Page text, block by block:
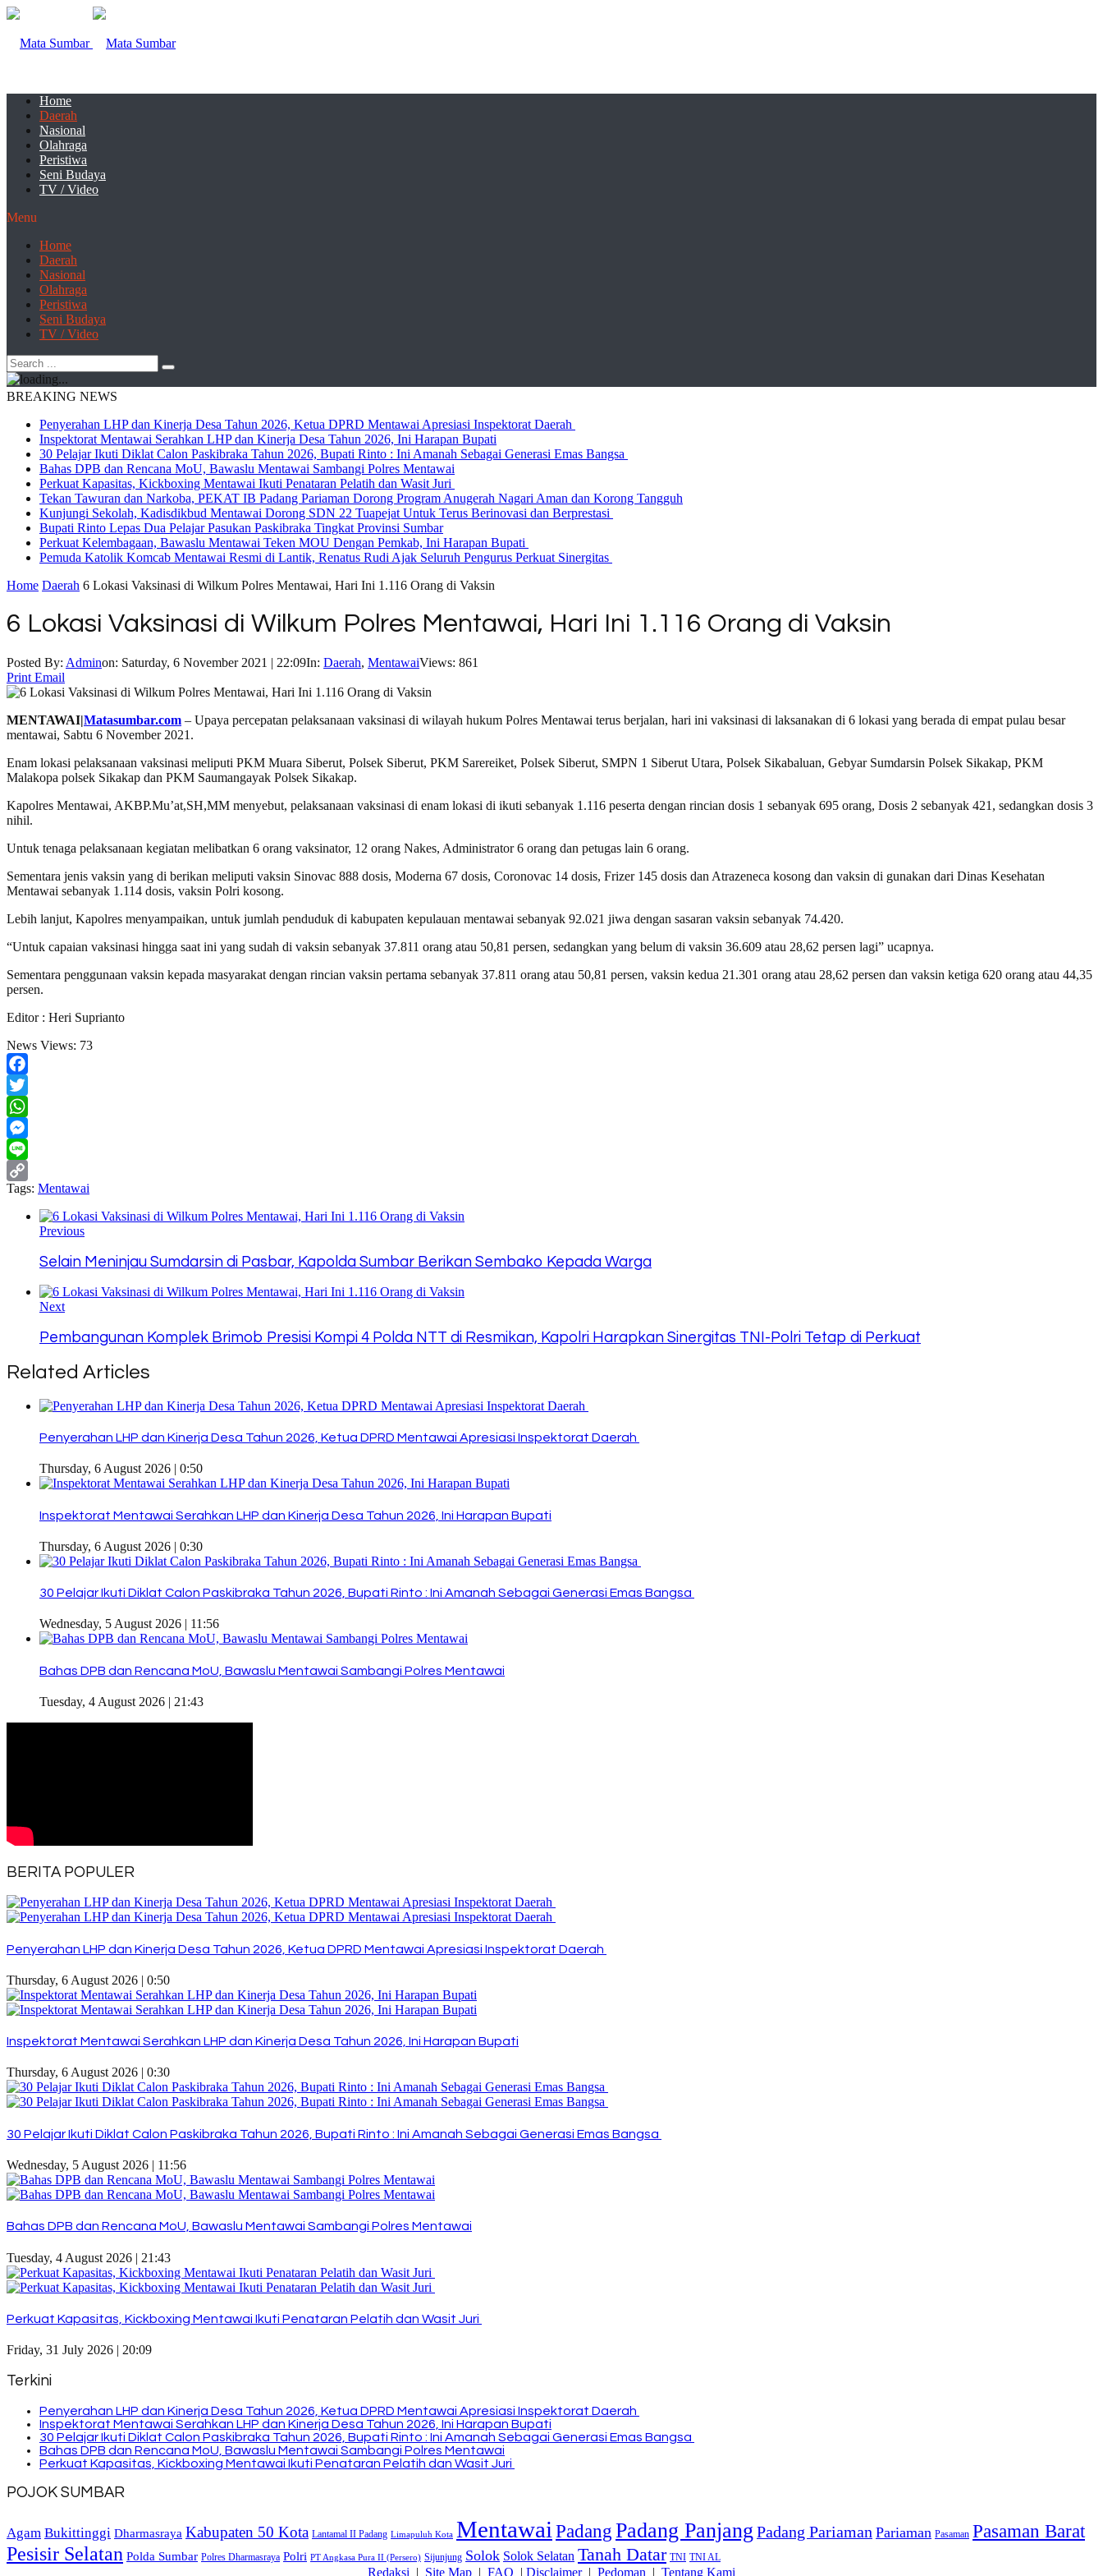
Home
Daerah
Nasional
Olahraga
Peristiwa
Seni Budaya
TV / Video
Menu
Home
Daerah
Nasional
Olahraga
Peristiwa
Seni Budaya
TV / Video
BREAKING NEWS
Penyerahan LHP dan Kinerja Desa Tahun 2026, Ketua DPRD Mentawai Apresiasi Inspektorat Daerah
Inspektorat Mentawai Serahkan LHP dan Kinerja Desa Tahun 2026, Ini Harapan Bupati
30 Pelajar Ikuti Diklat Calon Paskibraka Tahun 2026, Bupati Rinto : Ini Amanah Sebagai Generasi Emas Bangsa
Bahas DPB dan Rencana MoU, Bawaslu Mentawai Sambangi Polres Mentawai
Perkuat Kapasitas, Kickboxing Mentawai Ikuti Penataran Pelatih dan Wasit Juri
Tekan Tawuran dan Narkoba, PEKAT IB Padang Pariaman Dorong Program Anugerah Nagari Aman dan Korong Tangguh
Kunjungi Sekolah, Kadisdikbud Mentawai Dorong SDN 22 Tuapejat Untuk Terus Berinovasi dan Berprestasi
Bupati Rinto Lepas Dua Pelajar Pasukan Paskibraka Tingkat Provinsi Sumbar
Perkuat Kelembagaan, Bawaslu Mentawai Teken MOU Dengan Pemkab, Ini Harapan Bupati
Pemuda Katolik Komcab Mentawai Resmi di Lantik, Renatus Rudi Ajak Seluruh Pengurus Perkuat Sinergitas
Home Daerah 6 Lokasi Vaksinasi di Wilkum Polres Mentawai, Hari Ini 1.116 Orang di Vaksin
6 Lokasi Vaksinasi di Wilkum Polres Mentawai, Hari Ini 1.116 Orang di Vaksin
Posted By: Adminon: Saturday, 6 November 2021 | 22:09In: Daerah, MentawaiViews: 861
Print Email
MENTAWAI|Matasumbar.com – Upaya percepatan pelaksanaan vaksinasi di wilayah hukum Polres Mentawai terus berjalan, hari ini vaksinasi di laksanakan di 6 lokasi yang berada di empat pulau besar
mentawai, Sabtu 6 November 2021.
Enam lokasi pelaksanaan vaksinasi meliputi PKM Muara Siberut, Polsek Siberut, PKM Sarereiket, Polsek Siberut, SMPN 1 Siberut Utara, Polsek Sikabaluan, Gebyar Sumdarsin Polsek Sikakap, PKM
Malakopa polsek Sikakap dan PKM Saumangayak Polsek Sikakap.
Kapolres Mentawai, AKBP.Mu’at,SH,MM menyebut, pelaksanaan vaksinasi di enam lokasi di ikuti sebanyak 1.116 peserta dengan rincian dosis 1 sebanyak 695 orang, Dosis 2 sebanyak 421, sedangkan dosis 3
nihil.
Untuk tenaga pelaksanaan kegiatan melibatkan 6 orang vaksinator, 12 orang Nakes, Administrator 6 orang dan petugas lain 6 orang.
Sementara jenis vaksin yang di berikan meliputi vaksin Sinovac 888 dosis, Moderna 67 dosis, Coronovac 14 dosis, Frizer 145 dosis dan Atrazeneca kosong dan vaksin di gunakan dari Dinas Kesehatan
Mentawai sebanyak 1.114 dosis, vaksin Polri kosong.
Lebih lanjut, Kapolres menyampaikan, untuk jumlah penduduk di kabupaten kepulauan mentawai sebanyak 92.021 jiwa dengan sasaran vaksin sebanyak 74.420.
“Untuk capaian vaksinasi hingga saat ini yang sudah di vaksin sebanyak 37.811 orang atau 50,81 persen, sedangkan yang belum di vaksin 36.609 atau 28,62 persen lagi” ucapnya.
Sementara penggunaan vaksin kepada masyarakat dengan rincian vaksin pertama sebanyak 37.811 orang atau 50,81 persen, vaksin kedua 21.301 orang atau 28,62 persen dan vaksin ketiga 620 orang atau 44,35
persen.
Editor : Heri Suprianto
News Views: 73
Facebook
Twitter
WhatsApp
Messenger
Line
Copy
Link
Tags: Mentawai
Previous
Selain Meninjau Sumdarsin di Pasbar, Kapolda Sumbar Berikan Sembako Kepada Warga
Next
Pembangunan Komplek Brimob Presisi Kompi 4 Polda NTT di Resmikan, Kapolri Harapkan Sinergitas TNI-Polri Tetap di Perkuat
Related Articles
Penyerahan LHP dan Kinerja Desa Tahun 2026, Ketua DPRD Mentawai Apresiasi Inspektorat Daerah
Thursday, 6 August 2026 | 0:50
Inspektorat Mentawai Serahkan LHP dan Kinerja Desa Tahun 2026, Ini Harapan Bupati
Thursday, 6 August 2026 | 0:30
30 Pelajar Ikuti Diklat Calon Paskibraka Tahun 2026, Bupati Rinto : Ini Amanah Sebagai Generasi Emas Bangsa
Wednesday, 5 August 2026 | 11:56
Bahas DPB dan Rencana MoU, Bawaslu Mentawai Sambangi Polres Mentawai
Tuesday, 4 August 2026 | 21:43
BERITA POPULER
Penyerahan LHP dan Kinerja Desa Tahun 2026, Ketua DPRD Mentawai Apresiasi Inspektorat Daerah
Thursday, 6 August 2026 | 0:50
Inspektorat Mentawai Serahkan LHP dan Kinerja Desa Tahun 2026, Ini Harapan Bupati
Thursday, 6 August 2026 | 0:30
30 Pelajar Ikuti Diklat Calon Paskibraka Tahun 2026, Bupati Rinto : Ini Amanah Sebagai Generasi Emas Bangsa
Wednesday, 5 August 2026 | 11:56
Bahas DPB dan Rencana MoU, Bawaslu Mentawai Sambangi Polres Mentawai
Tuesday, 4 August 2026 | 21:43
Perkuat Kapasitas, Kickboxing Mentawai Ikuti Penataran Pelatih dan Wasit Juri
Friday, 31 July 2026 | 20:09
Terkini
Penyerahan LHP dan Kinerja Desa Tahun 2026, Ketua DPRD Mentawai Apresiasi Inspektorat Daerah
Inspektorat Mentawai Serahkan LHP dan Kinerja Desa Tahun 2026, Ini Harapan Bupati
30 Pelajar Ikuti Diklat Calon Paskibraka Tahun 2026, Bupati Rinto : Ini Amanah Sebagai Generasi Emas Bangsa
Bahas DPB dan Rencana MoU, Bawaslu Mentawai Sambangi Polres Mentawai
Perkuat Kapasitas, Kickboxing Mentawai Ikuti Penataran Pelatih dan Wasit Juri
POJOK SUMBAR
Agam Bukittinggi Dharmasraya Kabupaten 50 Kota Lantamal II Padang Limapuluh Kota Mentawai PadangPadang Panjang Padang Pariaman Pariaman Pasaman Pasaman Barat
Pesisir Selatan Polda Sumbar Polres Dharmasraya Polri PT Angkasa Pura II (Persero) Sijunjung Solok Solok Selatan Tanah Datar TNI TNI AL
Redaksi | Site Map | FAQ | Disclaimer| Pedoman | Tentang Kami